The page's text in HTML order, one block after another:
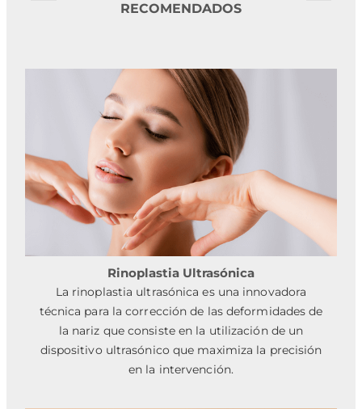
RECOMENDADOS
Rinoplastia Ultrasónica
La rinoplastia ultrasónica es una innovadora
técnica para la corrección de las deformidades de
la nariz que consiste en la utilización de un
dispositivo ultrasónico que maximiza la precisión
en la intervención.